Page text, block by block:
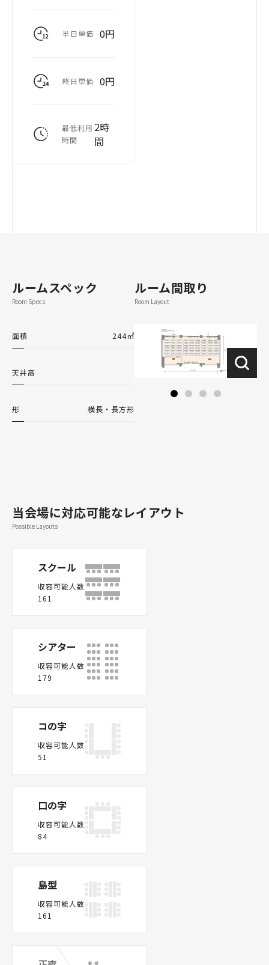
半日単価 0円
終日単価 0円
最低利用
時間
2時
間
ルームスペック
Room Specs
面積 244㎡
天井高
形 横長・長方形
ルーム間取り
Room Layout
当会場に対応可能なレイアウト
Possible Layouts
スクール
収容可能人数
161
シアター
収容可能人数
179
コの字
収容可能人数
51
口の字
収容可能人数
84
島型
収容可能人数
161